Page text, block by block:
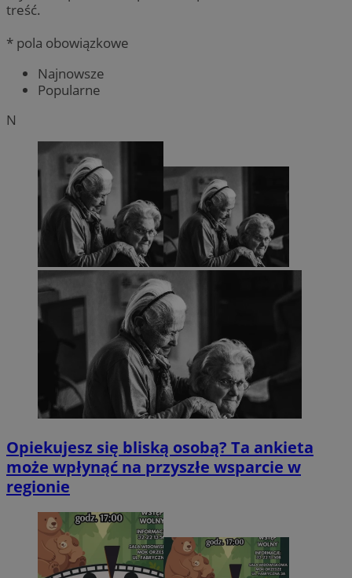
treść.
* pola obowiązkowe
Najnowsze
Popularne
N
Opiekujesz się bliską osobą? Ta ankieta
może wpłynąć na przyszłe wsparcie w
regionie